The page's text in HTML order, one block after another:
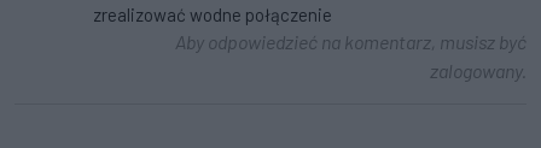
zrealizować wodne połączenie
Aby odpowiedzieć na komentarz, musisz być
zalogowany.